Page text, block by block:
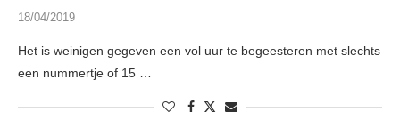
18/04/2019
Het is weinigen gegeven een vol uur te begeesteren met slechts
een nummertje of 15 …